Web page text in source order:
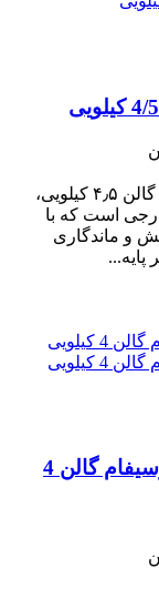
رنگ آکریلیک سفید فول کاور افرا، با بسته‌بندی گالن ۴٫۵ کیلویی،
است که با
و ماندگاری
رنگ نیم پلاستیک سفید مات درجه 1 پارسیفام گالن 4